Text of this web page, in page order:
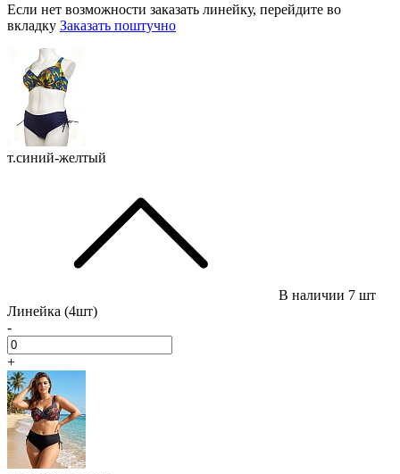
Если нет возможности заказать линейку, перейдите во
вкладку Заказать поштучно
т.синий-желтый
В наличии 7 шт
Линейка (4шт)
-
+